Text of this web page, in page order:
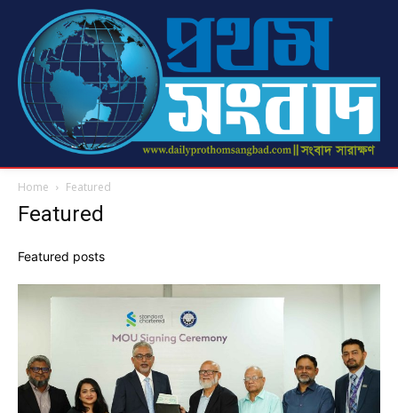
Home Featured
Featured
Featured posts